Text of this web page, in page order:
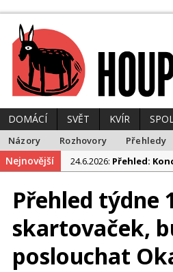
DOMÁCÍ SVĚT KVÍR
Názory Rozhovory Přehledy
Nejnovější 24.6.2026: Přehled:
10.6.2026:Přehled:
1.6.2026: Přehled:
Přehled: Z
Přehled týdne
skartovaček,
poslouchat